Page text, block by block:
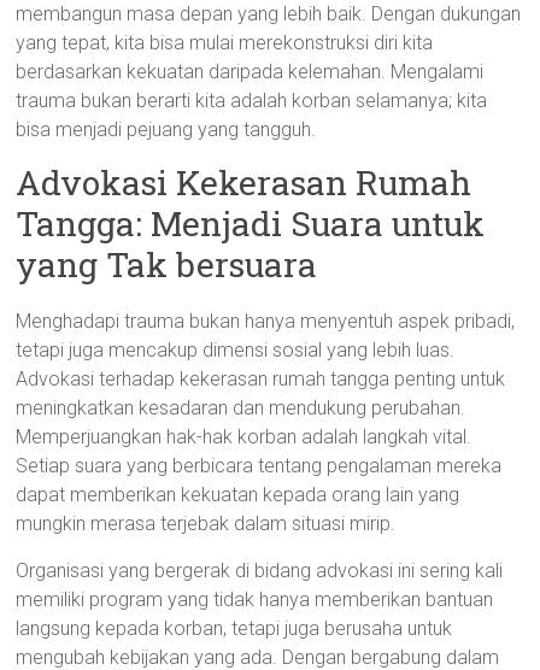
membangun masa depan yang lebih baik. Dengan dukungan
yang tepat, kita bisa mulai merekonstruksi diri kita
berdasarkan kekuatan daripada kelemahan. Mengalami
trauma bukan berarti kita adalah korban selamanya; kita
bisa menjadi pejuang yang tangguh.
Advokasi Kekerasan Rumah
Tangga: Menjadi Suara untuk
yang Tak bersuara
Menghadapi trauma bukan hanya menyentuh aspek pribadi,
tetapi juga mencakup dimensi sosial yang lebih luas.
Advokasi terhadap kekerasan rumah tangga penting untuk
meningkatkan kesadaran dan mendukung perubahan.
Memperjuangkan hak-hak korban adalah langkah vital.
Setiap suara yang berbicara tentang pengalaman mereka
dapat memberikan kekuatan kepada orang lain yang
mungkin merasa terjebak dalam situasi mirip.
Organisasi yang bergerak di bidang advokasi ini sering kali
memiliki program yang tidak hanya memberikan bantuan
langsung kepada korban, tetapi juga berusaha untuk
mengubah kebijakan yang ada. Dengan bergabung dalam